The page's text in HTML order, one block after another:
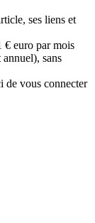
ses liens et
€ euro par mois
sans
de vous connecter